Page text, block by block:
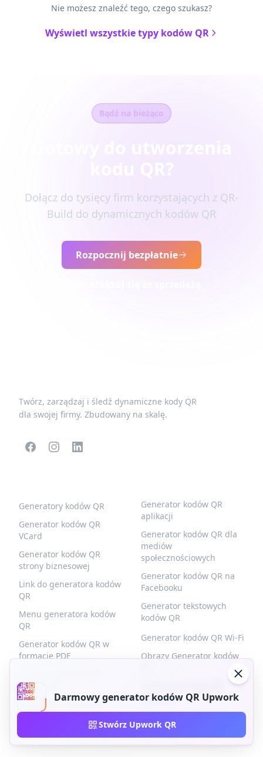
Nie możesz znaleźć tego, czego szukasz?
Wyświetl wszystkie typy kodów QR
Darmowy generator kodów QR Upwork
Stwórz Upwork QR
Bądź na bieżąco
Dołącz do tysięcy firm korzystających z QR-
Build do dynamicznych kodów QR
Rozpocznij bezpłatnie
Twórz, zarządzaj i śledź dynamiczne kody QR
dla swojej firmy. Zbudowany na skalę.
Generatory kodów QR
Generator kodów QR
VCard
Generator kodów QR
strony biznesowej
Link do generatora kodów
QR
Menu generatora kodów
QR
Generator kodów QR w
formacie PDF
produktów
Generator kodów QR
zdarzeń
Generator kodów QR
aplikacji
Generator kodów QR dla
mediów
społecznościowych
Generator kodów QR na
Facebooku
Generator tekstowych
kodów QR
Generator kodów QR Wi-Fi
Obrazy Generator kodów
kuponów
Formularz generatora
kodów QR